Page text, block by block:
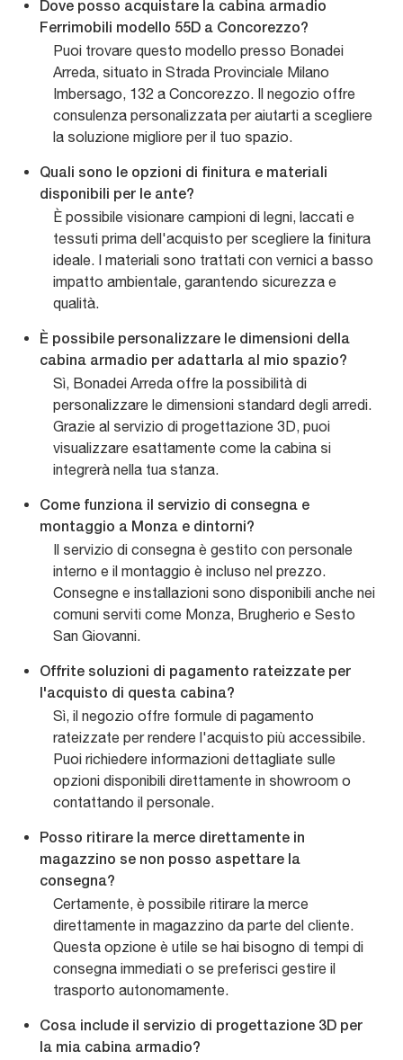
Dove posso acquistare la cabina armadio
Ferrimobili modello 55D a Concorezzo?
Puoi trovare questo modello presso Bonadei
Arreda, situato in Strada Provinciale Milano
Imbersago, 132 a Concorezzo. Il negozio offre
consulenza personalizzata per aiutarti a scegliere
la soluzione migliore per il tuo spazio.
Quali sono le opzioni di finitura e materiali
disponibili per le ante?
È possibile visionare campioni di legni, laccati e
tessuti prima dell'acquisto per scegliere la finitura
ideale. I materiali sono trattati con vernici a basso
impatto ambientale, garantendo sicurezza e
qualità.
È possibile personalizzare le dimensioni della
cabina armadio per adattarla al mio spazio?
Sì, Bonadei Arreda offre la possibilità di
personalizzare le dimensioni standard degli arredi.
Grazie al servizio di progettazione 3D, puoi
visualizzare esattamente come la cabina si
integrerà nella tua stanza.
Come funziona il servizio di consegna e
montaggio a Monza e dintorni?
Il servizio di consegna è gestito con personale
interno e il montaggio è incluso nel prezzo.
Consegne e installazioni sono disponibili anche nei
comuni serviti come Monza, Brugherio e Sesto
San Giovanni.
Offrite soluzioni di pagamento rateizzate per
l'acquisto di questa cabina?
Sì, il negozio offre formule di pagamento
rateizzate per rendere l'acquisto più accessibile.
Puoi richiedere informazioni dettagliate sulle
opzioni disponibili direttamente in showroom o
contattando il personale.
Posso ritirare la merce direttamente in
magazzino se non posso aspettare la
consegna?
Certamente, è possibile ritirare la merce
direttamente in magazzino da parte del cliente.
Questa opzione è utile se hai bisogno di tempi di
consegna immediati o se preferisci gestire il
trasporto autonomamente.
Cosa include il servizio di progettazione 3D per
la mia cabina armadio?